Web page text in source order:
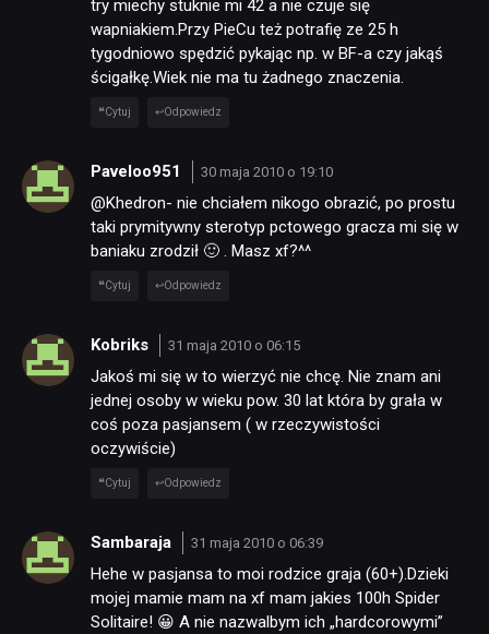
try miechy stuknie mi 42 a nie czuje się
wapniakiem.Przy PieCu też potrafię ze 25 h
tygodniowo spędzić pykając np. w BF-a czy jakąś
ścigałkę.Wiek nie ma tu żadnego znaczenia.
Cytuj Odpowiedz
Paveloo951 30 maja 2010 o 19:10
@Khedron- nie chciałem nikogo obrazić, po prostu
taki prymitywny sterotyp pctowego gracza mi się w
baniaku zrodził 🙂 . Masz xf?^^
Cytuj Odpowiedz
Kobriks 31 maja 2010 o 06:15
Jakoś mi się w to wierzyć nie chcę. Nie znam ani
jednej osoby w wieku pow. 30 lat która by grała w
coś poza pasjansem ( w rzeczywistości
oczywiście)
Cytuj Odpowiedz
Sambaraja 31 maja 2010 o 06:39
Hehe w pasjansa to moi rodzice graja (60+).Dzieki
mojej mamie mam na xf mam jakies 100h Spider
Solitaire! 😀 A nie nazwalbym ich „hardcorowymi”